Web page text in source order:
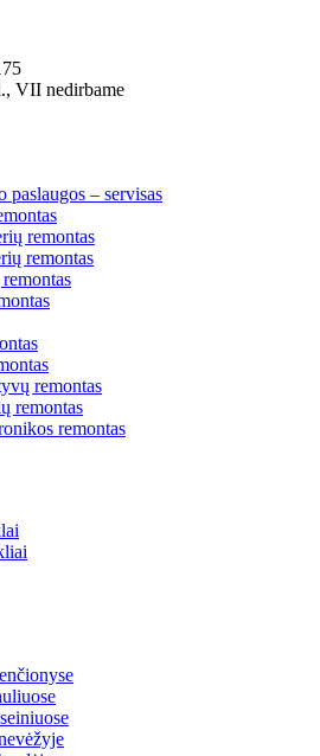
VII nedirbame
paslaugos – servisas
remontas
remontas
remontas
remontas
remontas